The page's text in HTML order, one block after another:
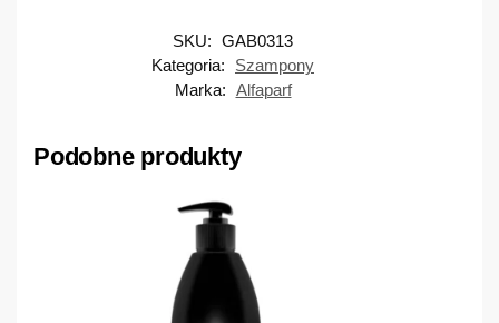
SKU: GAB0313
Kategoria:
Szampony
Marka: Alfaparf
Podobne produkty